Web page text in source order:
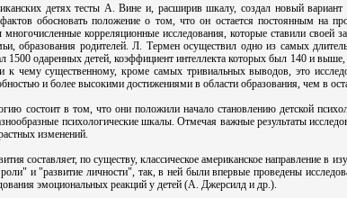
детях тесты А. Вине и, расширив шкалу, создал новый
обосновать положение о том, что он остается постоянным
корреляционные исследования, которые ставили своей
образования родителей. Л. Термен осуществил одно из самых
1500 одаренных детей, коэффициент интеллекта которых был 140 и
чему существенному, кроме самых тривиальных выводов, это
и более высокими достижениями в области образования, чем в
состоит в том, что они положили начало становлению детской
психологические шкалы. Отмечая важные результаты
изменений.
составляет, по существу, классическое американское направление в
и "развитие личности", так, в ней были впервые проведены
эмоциональных реакций у детей (А. Джерсилд и др.).